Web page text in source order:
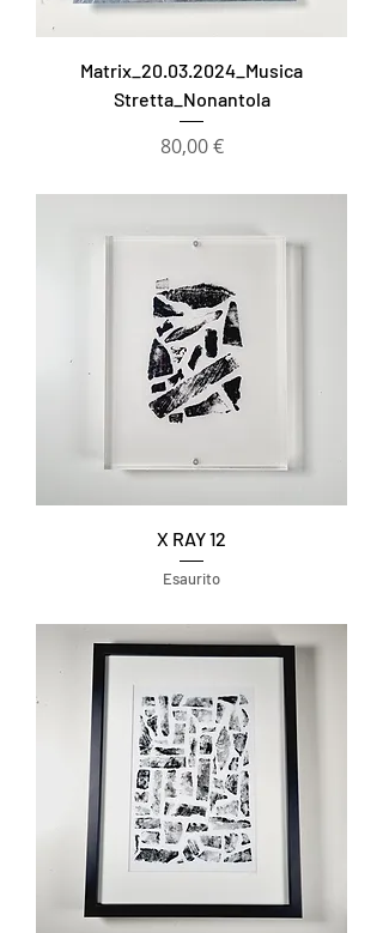
Matrix_20.03.2024_Musica
Stretta_Nonantola
Prezzo
80,00 €
X RAY 12
Esaurito